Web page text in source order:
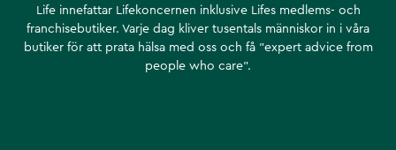
Life innefattar Lifekoncernen inklusive Lifes medlems- och
franchisebutiker. Varje dag kliver tusentals människor in i våra
butiker för att prata hälsa med oss och få ”expert advice from
people who care”.